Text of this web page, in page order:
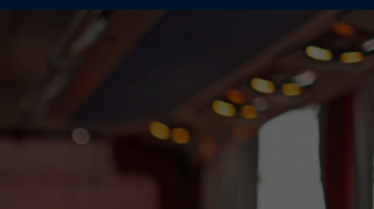
Suchen
vorauswählen